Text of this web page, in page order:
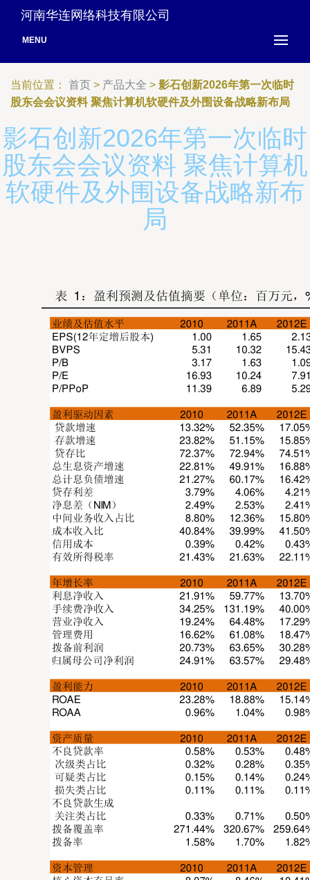
河南华连网络科技有限公司
MENU
当前位置： 首页 > 产品大全 > 影石创新2026年第一次临时
股东会会议资料 聚焦计算机软硬件及外围设备战略新布局
影石创新2026年第一次临时
股东会会议资料 聚焦计算机
软硬件及外围设备战略新布
局